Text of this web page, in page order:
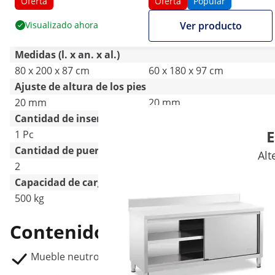
Visualizado ahora
Catering
Ver producto
Medidas (l. x an. x al.)
80 x 200 x 87 cm
60 x 180 x 97 cm
Ajuste de altura de los pies
20 mm
20 mm
Cantidad de insertos
1 Pc
Cantidad de puertas
2
Capacidad de carga - capacidad máx.
500 kg
500 kg
Contenido del envío
Mueble neutro de acero inoxidable RCAT-200/80